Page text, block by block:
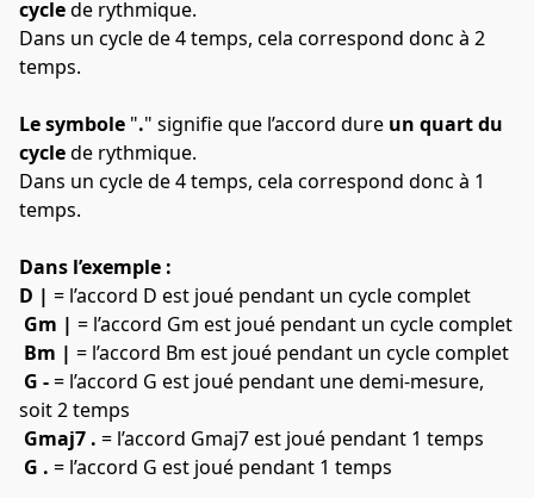
cycle de rythmique.
Dans un cycle de 4 temps, cela correspond donc à 2
temps.
Le symbole "." signifie que l’accord dure un quart du
cycle de rythmique.
Dans un cycle de 4 temps, cela correspond donc à 1
temps.
Dans l’exemple :
D | = l’accord D est joué pendant un cycle complet
Gm | = l’accord Gm est joué pendant un cycle complet
Bm | = l’accord Bm est joué pendant un cycle complet
G - = l’accord G est joué pendant une demi-mesure,
soit 2 temps
Gmaj7 . = l’accord Gmaj7 est joué pendant 1 temps
G . = l’accord G est joué pendant 1 temps